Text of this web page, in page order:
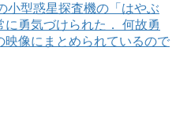
小型惑星探査機の「はやぶ
勇気づけられた． 何故勇
像にまとめられているので